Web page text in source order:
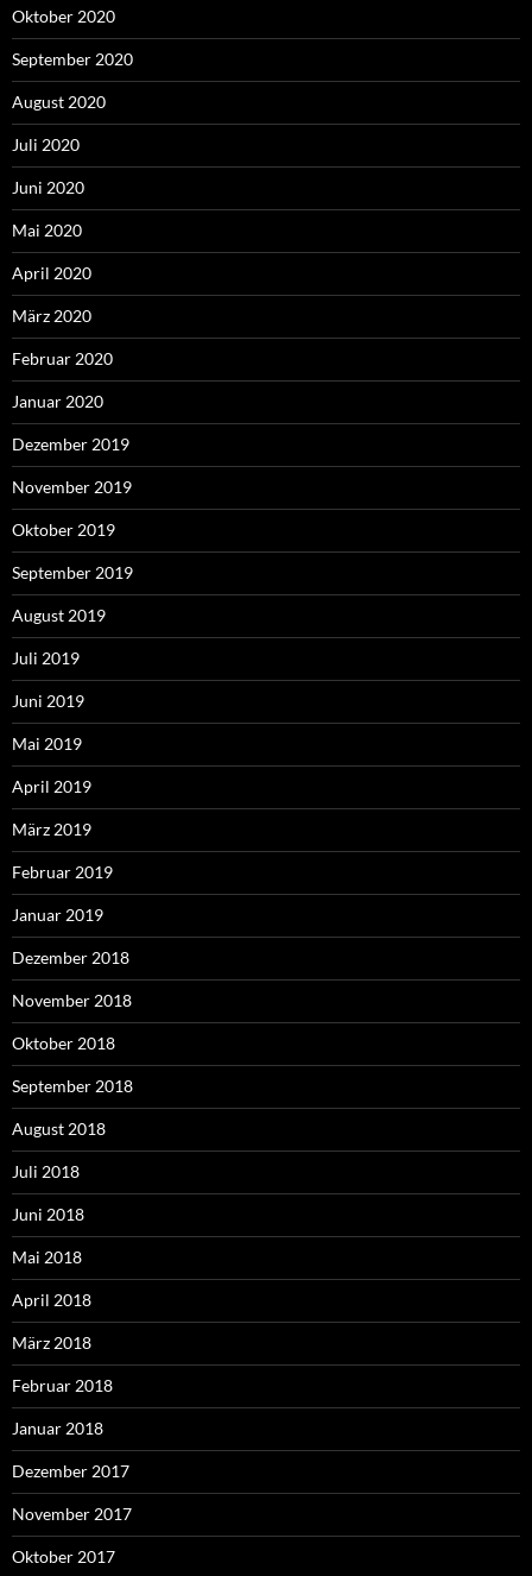
Oktober 2020
September 2020
August 2020
Juli 2020
Juni 2020
Mai 2020
April 2020
März 2020
Februar 2020
Januar 2020
Dezember 2019
November 2019
Oktober 2019
September 2019
August 2019
Juli 2019
Juni 2019
Mai 2019
April 2019
März 2019
Februar 2019
Januar 2019
Dezember 2018
November 2018
Oktober 2018
September 2018
August 2018
Juli 2018
Juni 2018
Mai 2018
April 2018
März 2018
Februar 2018
Januar 2018
Dezember 2017
November 2017
Oktober 2017